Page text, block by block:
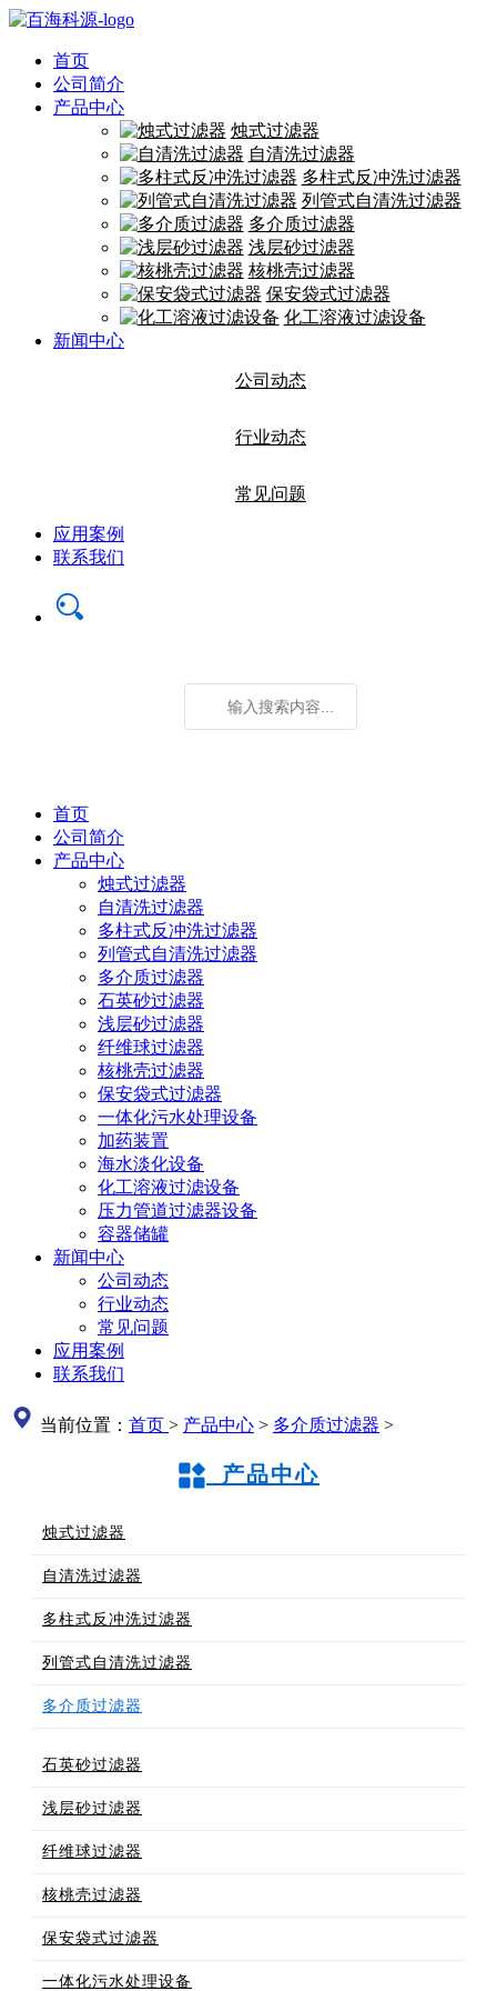
首页
公司简介
产品中心
烛式过滤器
自清洗过滤器
多柱式反冲洗过滤器
列管式自清洗过滤器
多介质过滤器
浅层砂过滤器
核桃壳过滤器
保安袋式过滤器
化工溶液过滤设备
新闻中心
公司动态
行业动态
常见问题
应用案例
联系我们
首页
公司简介
产品中心
烛式过滤器
自清洗过滤器
多柱式反冲洗过滤器
列管式自清洗过滤器
多介质过滤器
石英砂过滤器
浅层砂过滤器
纤维球过滤器
核桃壳过滤器
保安袋式过滤器
一体化污水处理设备
加药装置
海水淡化设备
化工溶液过滤设备
压力管道过滤器设备
容器储罐
新闻中心
公司动态
行业动态
常见问题
应用案例
联系我们
当前位置： 首页 > 产品中心 > 多介质过滤器 >
产品中心
烛式过滤器
自清洗过滤器
多柱式反冲洗过滤器
列管式自清洗过滤器
多介质过滤器
石英砂过滤器
浅层砂过滤器
纤维球过滤器
核桃壳过滤器
保安袋式过滤器
一体化污水处理设备